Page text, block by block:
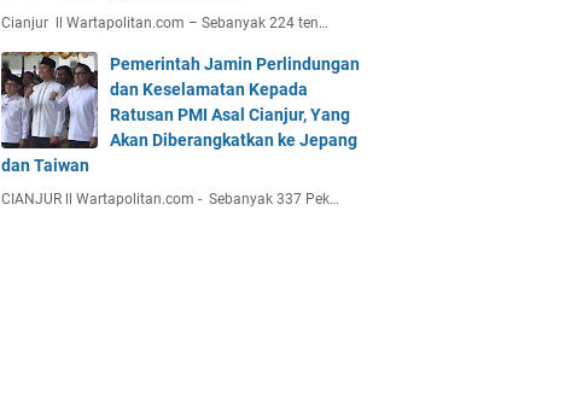
Cianjur ll Wartapolitan.com – Sebanyak 224 ten…
Pemerintah Jamin Perlindungan
dan Keselamatan Kepada
Ratusan PMI Asal Cianjur, Yang
Akan Diberangkatkan ke Jepang
dan Taiwan
CIANJUR ll Wartapolitan.com - Sebanyak 337 Pek…